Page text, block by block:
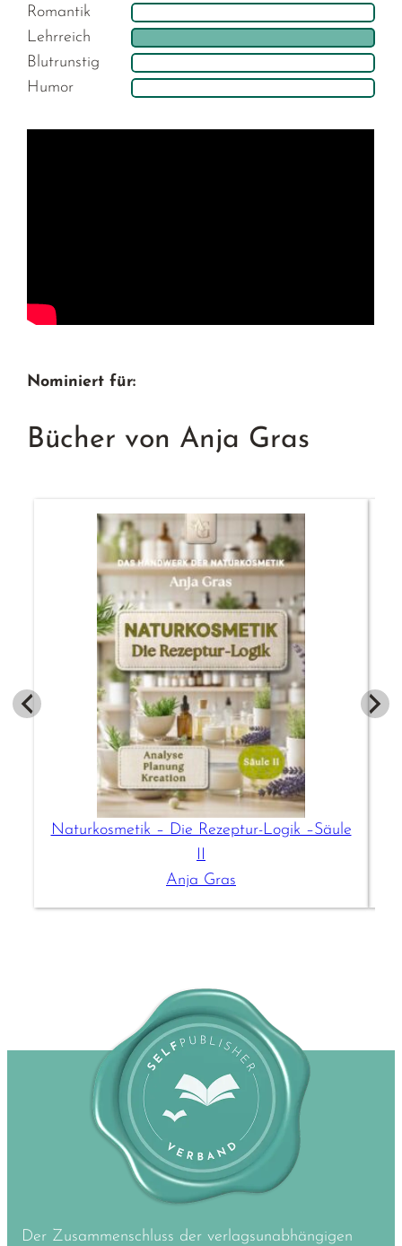
Romantik
Lehrreich
Blutrunstig
Humor
Nominiert für:
Bücher von Anja Gras
Naturkosmetik – Die Rezeptur-Logik –Säule
II
Anja Gras
Der Zusammenschluss der verlagsunabhängigen